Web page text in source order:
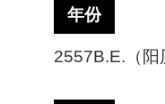
年份
2557B.E.（阳